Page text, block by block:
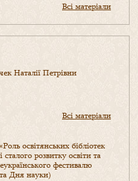
Всі матеріали
Наталії Петрівни
Всі матеріали
освітянських бібліотек
сталого розвитку освіти та
фестивалю
Дня науки)